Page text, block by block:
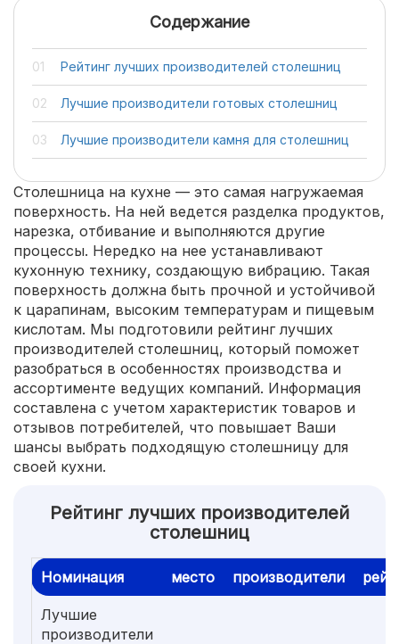
Содержание
Рейтинг лучших производителей столешниц
Лучшие производители готовых столешниц
Лучшие производители камня для столешниц
Столешница на кухне — это самая нагружаемая
поверхность. На ней ведется разделка продуктов,
нарезка, отбивание и выполняются другие
процессы. Нередко на нее устанавливают
кухонную технику, создающую вибрацию. Такая
поверхность должна быть прочной и устойчивой
к царапинам, высоким температурам и пищевым
кислотам. Мы подготовили рейтинг лучших
производителей столешниц, который поможет
разобраться в особенностях производства и
ассортименте ведущих компаний. Информация
составлена с учетом характеристик товаров и
отзывов потребителей, что повышает Ваши
шансы выбрать подходящую столешницу для
своей кухни.
Рейтинг лучших производителей
столешниц
Номинация место производители
Лучшие
производители